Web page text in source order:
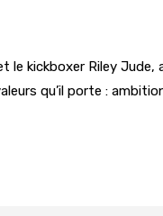
kickboxer Riley Jude,
qu’il porte :